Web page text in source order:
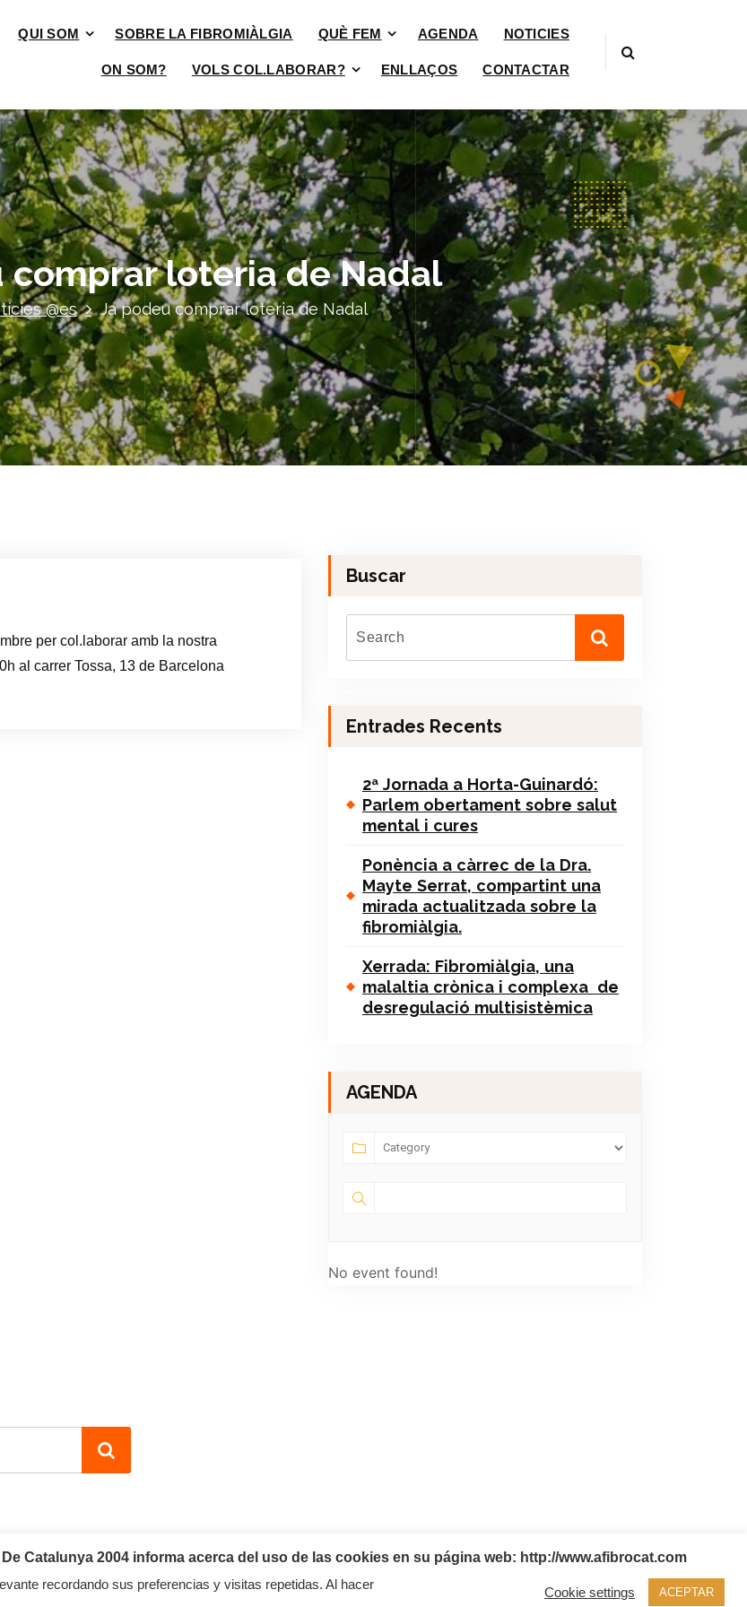
QUI SOM SOBRE LA FIBROMIÀLGIA QUÈ FEM AGENDA NOTICIES
ON SOM? VOLS COL.LABORAR? ENLLAÇOS CONTACTAR
comprar loteria de Nadal
@es Ja podeu comprar loteria de Nadal
per col.laborar amb la nostra
al carrer Tossa, 13 de Barcelona
Buscar
Entrades Recents
2ª Jornada a Horta-Guinardó:
Parlem obertament sobre salut
mental i cures
Ponència a càrrec de la Dra.
Mayte Serrat, compartint una
mirada actualitzada sobre la
fibromiàlgia.
Xerrada: Fibromiàlgia, una
malaltia crònica i complexa de
desregulació multisistèmica
AGENDA
No event found!
Catalunya 2004 informa acerca del uso de las cookies en su página web: http://www.afibrocat.com
recordando sus preferencias y visitas repetidas. Al hacer
Cookie settings ACEPTAR